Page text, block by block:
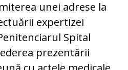
unei adrese la
expertizei
Spital
prezentării